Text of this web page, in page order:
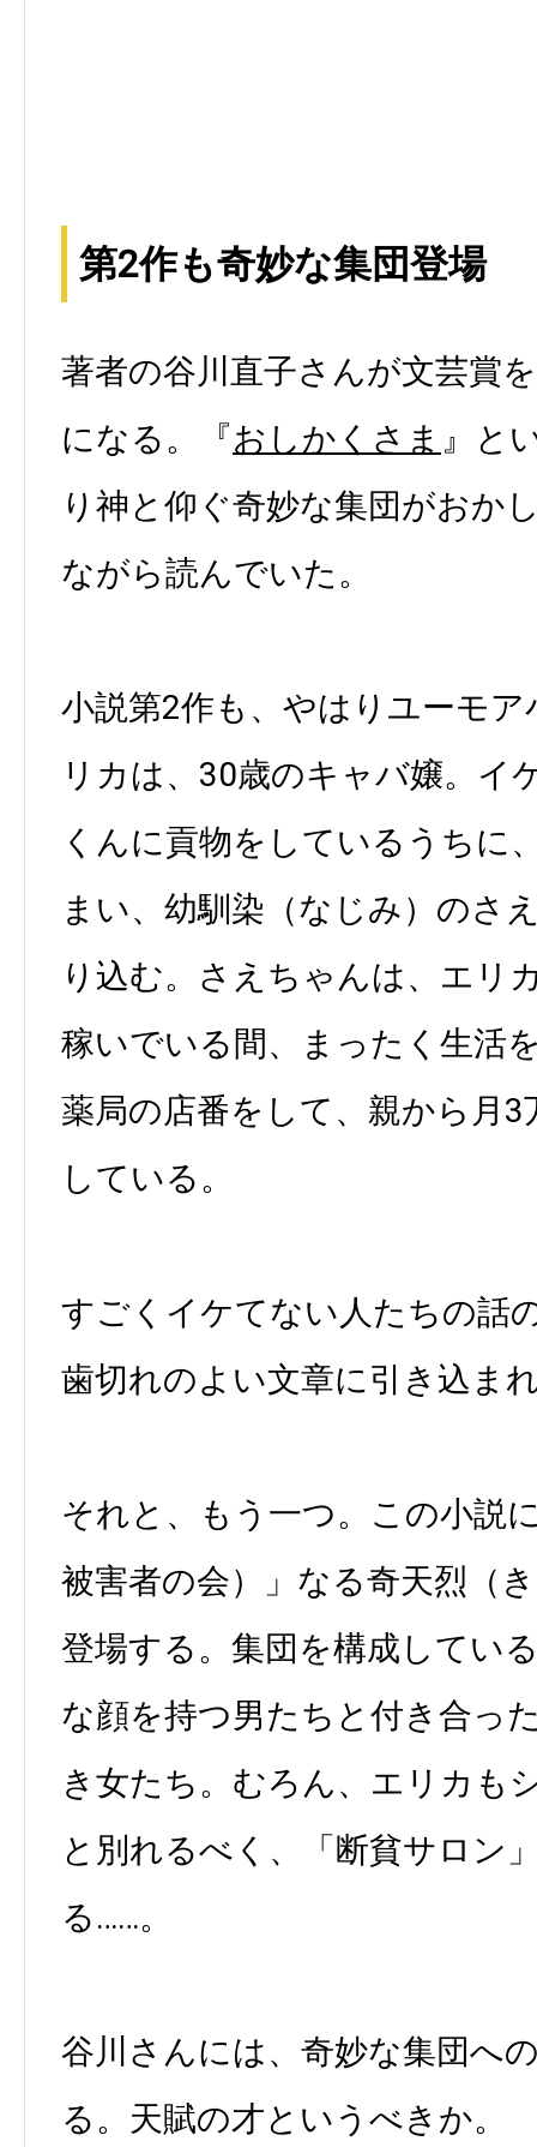
第2作も奇妙な集団登場
著者の谷川直子さんが文芸賞
になる。『おしかくさま 』と
り神と仰ぐ奇妙な集団がおか
ながら読んでいた。
小説第2作も、やはりユーモ
リカは、30歳のキャバ嬢。イ
くんに貢物をしているうちに
まい、幼馴染（なじみ）のさ
り込む。さえちゃんは、エリ
稼いでいる間、まったく生活
薬局の店番をして、親から月
している。
すごくイケてない人たちの話
歯切れのよい文章に引き込ま
それと、もう一つ。この小説
被害者の会）」なる奇天烈（
登場する。集団を構成してい
な顔を持つ男たちと付き合っ
き女たち。むろん、エリカも
と別れるべく、「断貧サロン
る……。
谷川さんには、奇妙な集団へ
る。天賦の才というべきか。